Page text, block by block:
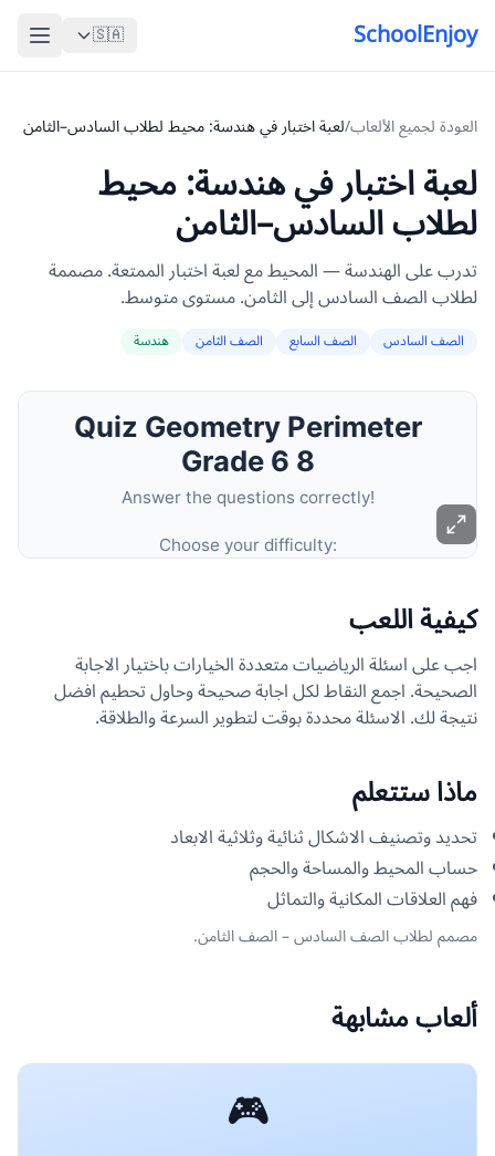
SchoolEnjoy
🇸🇦
العودة لجميع الألعاب/لعبة اختبار في هندسة: محيط لطلاب السادس–الثامن
لعبة اختبار في هندسة: محيط
لطلاب السادس–الثامن
تدرب على الهندسة — المحيط مع لعبة اختبار الممتعة. مصممة
لطلاب الصف السادس إلى الثامن. مستوى متوسط.
الصف السادس الصف السابع الصف الثامن هندسة
كيفية اللعب
اجب على اسئلة الرياضيات متعددة الخيارات باختيار الاجابة
الصحيحة. اجمع النقاط لكل اجابة صحيحة وحاول تحطيم افضل
نتيجة لك. الاسئلة محددة بوقت لتطوير السرعة والطلاقة.
ماذا ستتعلم
تحديد وتصنيف الاشكال ثنائية وثلاثية الابعاد
حساب المحيط والمساحة والحجم
فهم العلاقات المكانية والتماثل
مصمم لطلاب الصف السادس – الصف الثامن.
ألعاب مشابهة
🎮